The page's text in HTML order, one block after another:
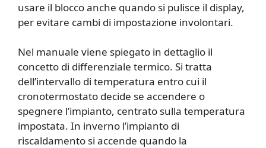
usare il blocco anche quando si pulisce il display,
per evitare cambi di impostazione involontari.
Nel manuale viene spiegato in dettaglio il
concetto di differenziale termico. Si tratta
dell’intervallo di temperatura entro cui il
cronotermostato decide se accendere o
spegnere l’impianto, centrato sulla temperatura
impostata. In inverno l’impianto di
riscaldamento si accende quando la